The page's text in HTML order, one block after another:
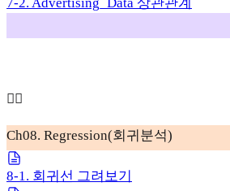
🧞‍♂️
Ch08. Regression(회귀분석)
8-1. 회귀선 그려보기